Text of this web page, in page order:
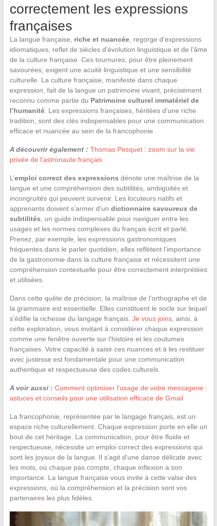
correctement les expressions
françaises
La langue française, riche et nuancée, regorge d’expressions
idiomatiques, reflet de siècles d’évolution linguistique et de l’âme
de la culture française. Ces tournures, pour être pleinement
savourées, exigent une acuité linguistique et une sensibilité
culturelle. La culture française, manifeste dans chaque
expression, fait de la langue un patrimoine vivant, précisément
reconnu comme partie du Patrimoine culturel immatériel de
l’humanité. Les expressions françaises, héritées d’une riche
tradition, sont des clés indispensables pour une communication
efficace et nuancée au sein de la francophonie.
A découvrir également : Thomas Pesquet : zoom sur la vie
privée de l'astronaute français
L’emploi correct des expressions dénote une maîtrise de la
langue et une compréhension des subtilités, ambigüités et
incongruités qui peuvent survenir. Les locuteurs natifs et
apprenants doivent s’armer d’un dictionnaire savoureux de
subtilités , un guide indispensable pour naviguer entre les
usages et les normes complexes du français écrit et parlé.
Prenez, par exemple, les expressions gastronomiques :
fréquentes dans le parler quotidien, elles reflètent l’importance
de la gastronomie dans la culture française et nécessitent une
compréhension contextuelle pour être correctement interprétées
et utilisées.
Dans cette quête de précision, la maîtrise de l’orthographe et de
la grammaire est essentielle. Elles constituent le socle sur lequel
s’édifie la richesse du langage français. Je vous joins, ainsi, à
cette exploration, vous invitant à considérer chaque expression
comme une fenêtre ouverte sur l’histoire et les coutumes
françaises. Votre capacité à saisir ces nuances et à les restituer
avec justesse est fondamentale pour une communication
authentique et respectueuse des codes culturels.
A voir aussi : Comment optimiser l'usage de votre messagerie :
astuces et conseils pour une utilisation efficace de Gmail
La francophonie, représentée par le langage français, est un
espace riche culturellement. Chaque expression porte en elle un
bout de cet héritage. La communication, pour être fluide et
respectueuse, nécessite un emploi correct des expressions qui
sont les joyaux de la langue. Il s’agit d’une danse délicate avec
les mots, où chaque pas compte, chaque inflexion a son
importance. La langue française vous invite à cette valse des
expressions, où la compréhension et la précision sont vos
partenaires les plus fidèles.